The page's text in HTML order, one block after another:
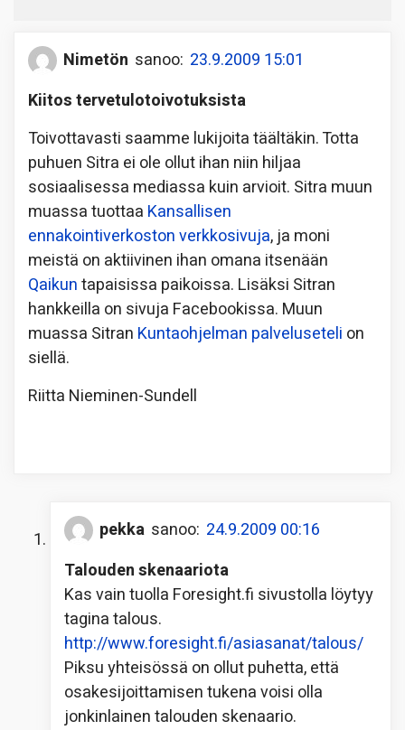
Nimetön sanoo: 23.9.2009 15:01
Kiitos tervetulotoivotuksista
Toivottavasti saamme lukijoita täältäkin. Totta
puhuen Sitra ei ole ollut ihan niin hiljaa
sosiaalisessa mediassa kuin arvioit. Sitra muun
muassa tuottaa Kansallisen
ennakointiverkoston verkkosivuja, ja moni
meistä on aktiivinen ihan omana itsenään
Qaikuntapaisissa paikoissa. Lisäksi Sitran
hankkeilla on sivuja Facebookissa. Muun
muassa Sitran Kuntaohjelman palveluseteli on
siellä.
Riitta Nieminen-Sundell
pekka sanoo: 24.9.2009 00:16
Talouden skenaariota
Kas vain tuolla Foresight.fi sivustolla löytyy
tagina talous.
http://www.foresight.fi/asiasanat/talous/
Piksu yhteisössä on ollut puhetta, että
osakesijoittamisen tukena voisi olla
jonkinlainen talouden skenaario.